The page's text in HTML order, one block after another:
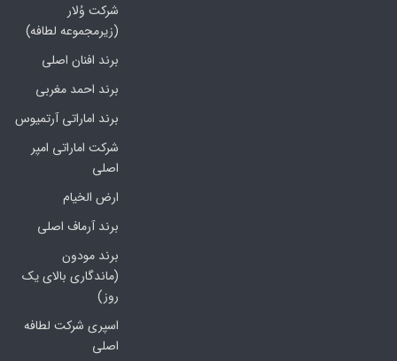
شرکت وُلار
(زیرمجموعه لطافه)
برند افنان اصلی
برند احمد مغربی
برند اماراتی آرتمیوس
شرکت اماراتی امپر
اصلی
ارض الخیام
برند آرماف اصلی
برند مودون
(ماندگاری بالای یک
روز)
اسپری شرکت لطافه
اصلی